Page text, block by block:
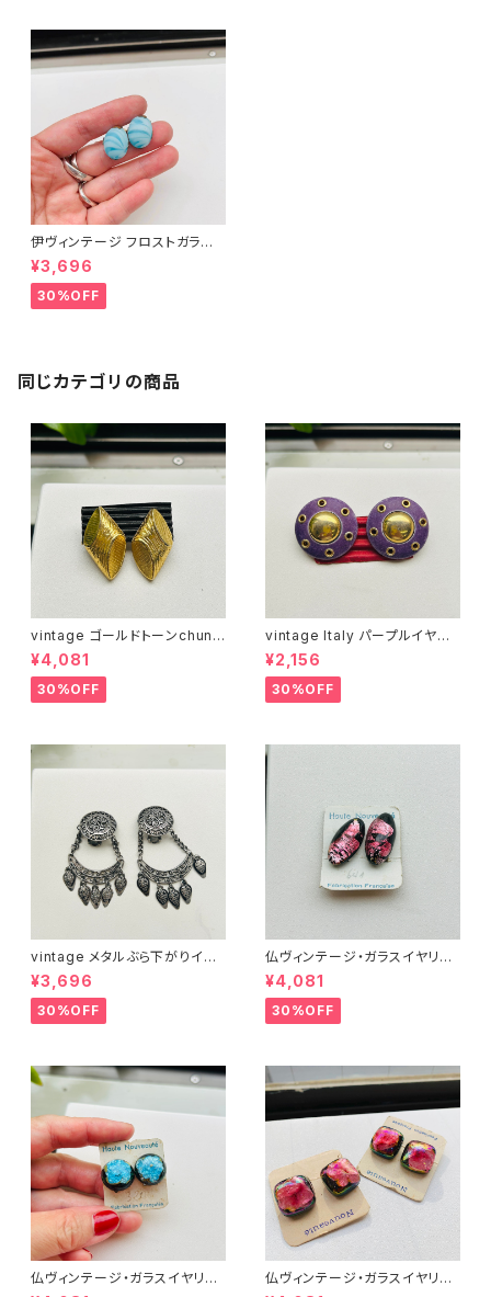
伊ヴィンテージ フロストガラス
イヤリング
¥3,696
30%OFF
同じカテゴリの商品
vintage ゴールドトーンchunk
yブロックイヤリング
¥4,081
30%OFF
vintage Italy パープルイヤリ
ング
¥2,156
30%OFF
vintage メタルぶら下がりイヤ
リング
¥3,696
30%OFF
仏ヴィンテージ・ガラスイヤリン
グ（ピンクOval）
¥4,081
30%OFF
仏ヴィンテージ・ガラスイヤリン
仏ヴィンテージ・ガラスイヤリン